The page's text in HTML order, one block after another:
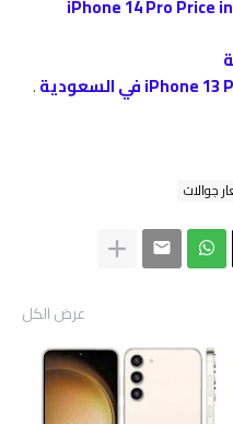
سعر آيفون 14 برو في السعودية iPhone 14 Pro Price in
.
جوالات
عرض الكل